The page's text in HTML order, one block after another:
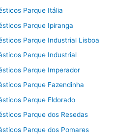
Parque Itália
Parque Ipiranga
Parque Industrial Lisboa
Parque Industrial
Parque Imperador
Parque Fazendinha
Parque Eldorado
Parque dos Resedas
Parque dos Pomares